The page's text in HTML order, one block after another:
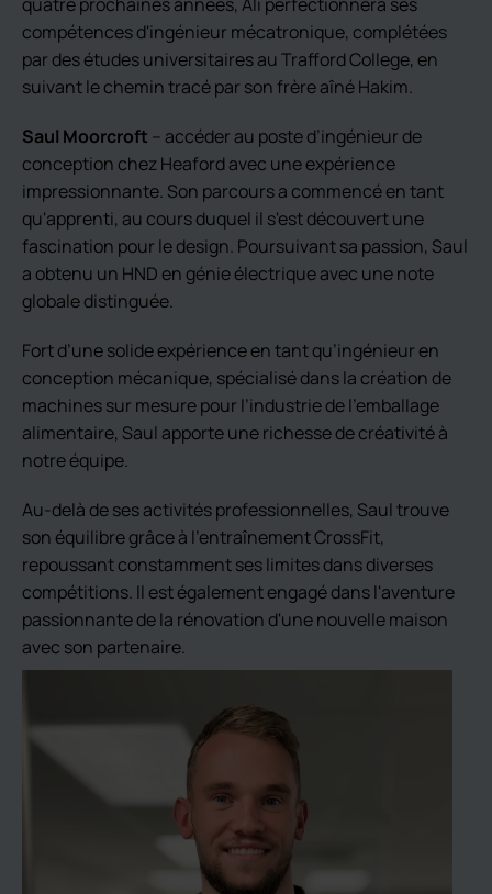
quatre prochaines années, Ali perfectionnera ses
compétences d'ingénieur mécatronique, complétées
par des études universitaires au Trafford College, en
suivant le chemin tracé par son frère aîné Hakim.
Saul Moorcroft – accéder au poste d’ingénieur de
conception chez Heaford avec une expérience
impressionnante. Son parcours a commencé en tant
qu'apprenti, au cours duquel il s'est découvert une
fascination pour le design. Poursuivant sa passion, Saul
a obtenu un HND en génie électrique avec une note
globale distinguée.
Fort d’une solide expérience en tant qu’ingénieur en
conception mécanique, spécialisé dans la création de
machines sur mesure pour l’industrie de l’emballage
alimentaire, Saul apporte une richesse de créativité à
notre équipe.
Au-delà de ses activités professionnelles, Saul trouve
son équilibre grâce à l'entraînement CrossFit,
repoussant constamment ses limites dans diverses
compétitions. Il est également engagé dans l'aventure
passionnante de la rénovation d'une nouvelle maison
avec son partenaire.